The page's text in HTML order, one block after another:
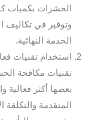
الحشرات بكميات
وتوفير في تكاليف
الخدمة النهائية.
استخدام تقنيات
تقنيات مكافحة
بعضها أكثر فعالية
المتقدمة